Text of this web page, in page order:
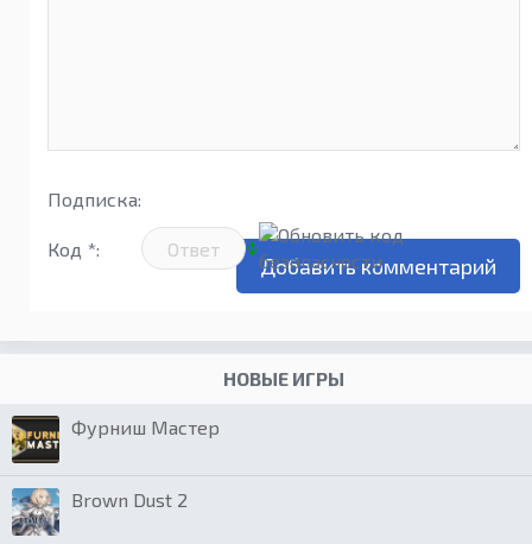
Подписка:
Код *:
НОВЫЕ ИГРЫ
Фурниш Мастер
Brown Dust 2